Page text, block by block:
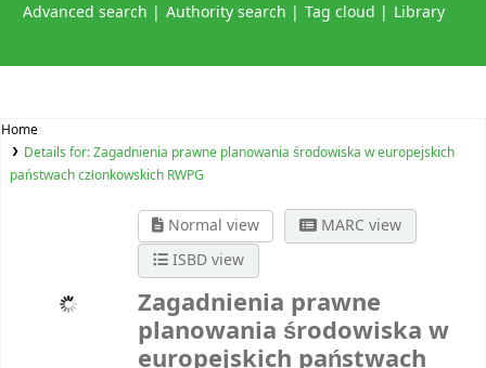
Advanced search Authority search Tag cloud Library
Home
Details for:Zagadnienia prawne planowania środowiska w europejskich
państwach członkowskich RWPG
Normal view
MARC view
ISBD view
Zagadnienia prawne
planowania środowiska w
europejskich państwach